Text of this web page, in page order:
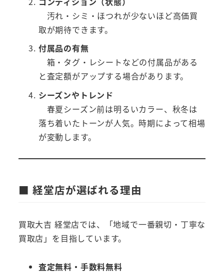
汚れ・シミ・ほつれが少ないほど高価買
取が期待できます。
付属品の有無
箱・タグ・レシートなどの付属品がある
と査定額がアップする場合があります。
シーズンやトレンド
春夏シーズン前は明るいカラー、秋冬は
落ち着いたトーンが人気。時期によって相場
が変動します。
■ 経堂店が選ばれる理由
買取大吉 経堂店では、「地域で一番親切・丁寧な
買取店」を目指しています。
査定無料・手数料無料